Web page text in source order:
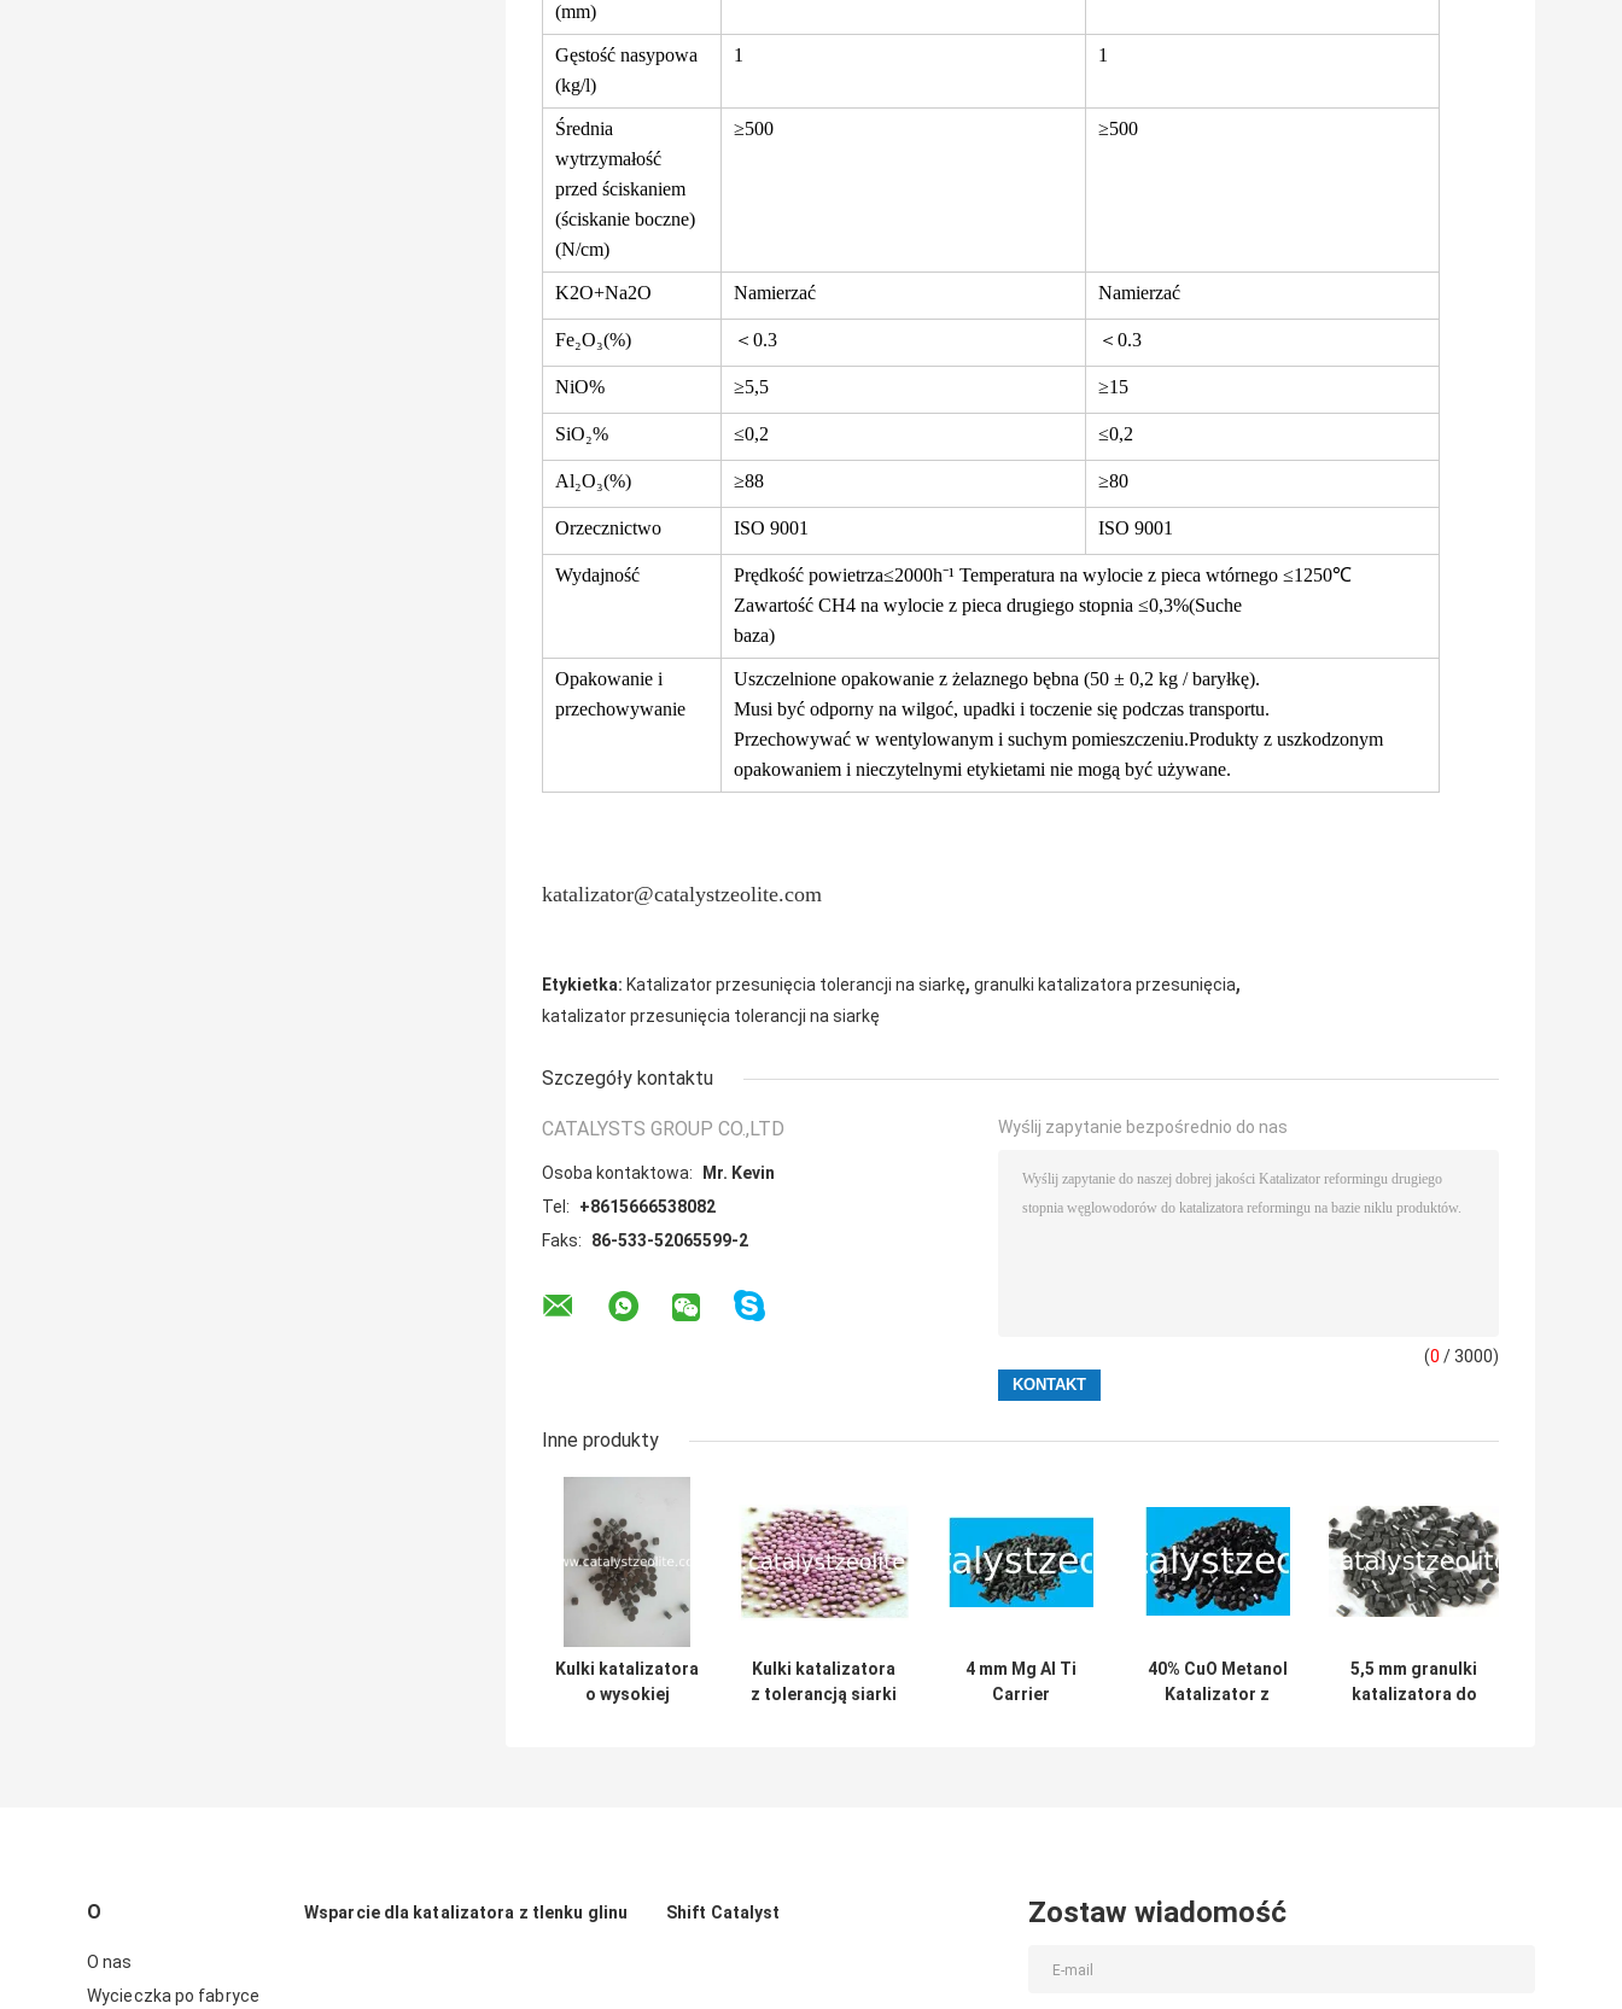
(mm)
Gęstość nasypowa
(kg/l)
1 1
Średnia
wytrzymałość
przed ściskaniem
(ściskanie boczne)
(N/cm)
≥500 ≥500
K2O+Na2O Namierzać Namierzać
Fe₂O₃(%) ＜0.3 ＜0.3
NiO% ≥5,5 ≥15
SiO₂% ≤0,2 ≤0,2
Al₂O₃(%) ≥88 ≥80
Orzecznictwo ISO 9001 ISO 9001
Wydajność
Prędkość powietrza≤2000h⁻¹ Temperatura na wylocie z pieca wtórnego ≤1250℃
Zawartość CH4 na wylocie z pieca drugiego stopnia ≤0,3%(Suche
baza)
Opakowanie i
przechowywanie
Uszczelnione opakowanie z żelaznego bębna (50 ± 0,2 kg / baryłkę).
Musi być odporny na wilgoć, upadki i toczenie się podczas transportu.
Przechowywać w wentylowanym i suchym pomieszczeniu.Produkty z uszkodzonym
opakowaniem i nieczytelnymi etykietami nie mogą być używane.
katalizator@catalystzeolite.com
Etykietka: Katalizator przesunięcia tolerancji na siarkę, granulki katalizatora przesunięcia,
katalizator przesunięcia tolerancji na siarkę
Szczegóły kontaktu
CATALYSTS GROUP CO.,LTD
Osoba kontaktowa:
Mr. Kevin
Tel:
+8615666538082
Faks:
86-533-52065599-2
Wyślij zapytanie bezpośrednio do nas
(0 / 3000)
Inne produkty
Kulki katalizatora
o wysokiej
Kulki katalizatora
z tolerancją siarki
4 mm Mg Al Ti
Carrier
40% CuO Metanol
Katalizator z
5,5 mm granulki
katalizatora do
O
O nas
Wycieczka po fabryce
Wsparcie dla katalizatora z tlenku glinu Shift Catalyst Zostaw wiadomość